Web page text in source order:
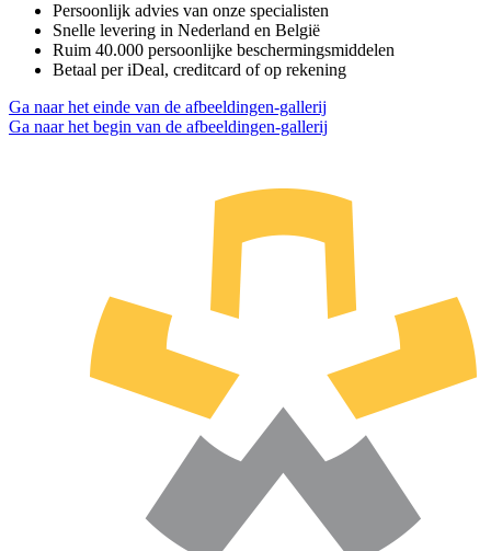
Persoonlijk advies van onze specialisten
Snelle levering in Nederland en België
Ruim 40.000 persoonlijke beschermingsmiddelen
Betaal per iDeal, creditcard of op rekening
Ga naar het einde van de afbeeldingen-gallerij
Ga naar het begin van de afbeeldingen-gallerij